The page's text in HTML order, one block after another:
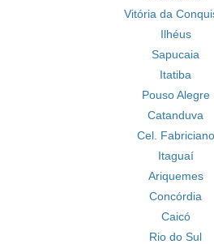
Vitória da
Ilhéus
Sapucaia
Itatiba
Pouso Alegre
Catanduva
Cel. Fabriciano
Itaguaí
Ariquemes
Concórdia
Caicó
Rio do Sul